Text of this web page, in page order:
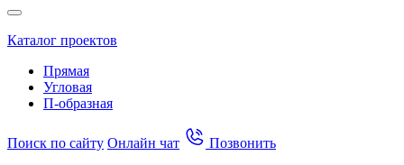
Каталог проектов
Прямая
Угловая
П-образная
Поиск по сайту Онлайн чат
Позвонить